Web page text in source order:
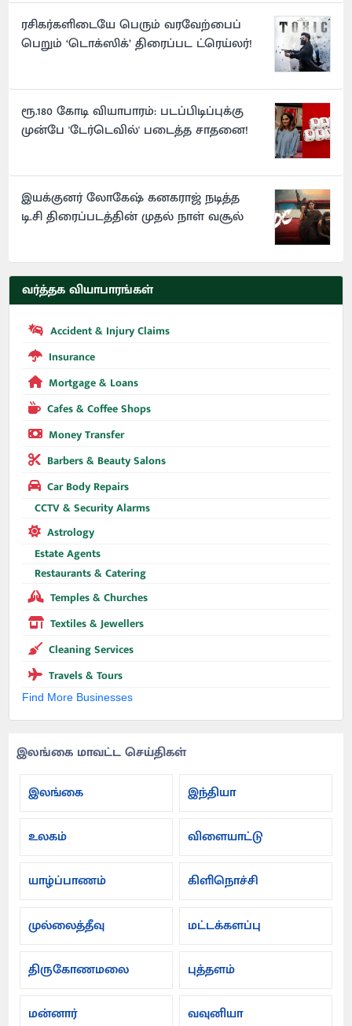
ரசிகர்களிடையே பெரும் வரவேற்பைப்
பெறும் ‘டொக்ஸிக்’ திரைப்பட ட்ரெய்லர்!
ரூ.180 கோடி வியாபாரம்: படப்பிடிப்புக்கு
முன்பே 'டேர்டெவில்' படைத்த சாதனை!
இயக்குனர் லோகேஷ் கனகராஜ் நடித்த
டி.சி திரைப்படத்தின் முதல் நாள் வசூல்
வர்த்தக வியாபாரங்கள்
Accident & Injury Claims
Insurance
Mortgage & Loans
Cafes & Coffee Shops
Money Transfer
Barbers & Beauty Salons
Car Body Repairs
CCTV & Security Alarms
Astrology
Estate Agents
Restaurants & Catering
Temples & Churches
Textiles & Jewellers
Cleaning Services
Travels & Tours
Find More Businesses
இலங்கை மாவட்ட செய்திகள்
இலங்கை
இந்தியா
உலகம் விளையாட்டு
யாழ்ப்பாணம் கிளிநொச்சி
முல்லைத்தீவு மட்டக்களப்பு
திருகோணமலை புத்தளம்
மன்னார் வவுனியா